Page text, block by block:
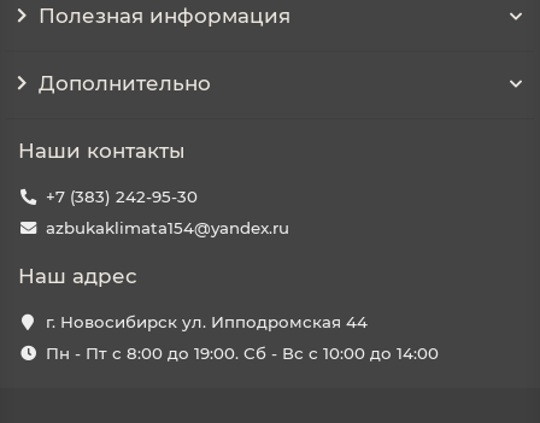
Полезная информация
Дополнительно
Наши контакты
+7 (383) 242-95-30
azbukaklimata154@yandex.ru
Наш адрес
г. Новосибирск ул. Ипподромская 44
Пн - Пт с 8:00 до 19:00. Сб - Вс с 10:00 до 14:00